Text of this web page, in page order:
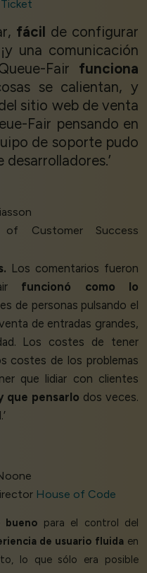
Ticket
fácil de configurar
una comunicación
Fair funciona
se calientan, y
sitio web de venta
Fair pensando en
de soporte pudo
of Customer Success
Los comentarios fueron
funcionó como lo
de personas pulsando el
de entradas grandes,
Los costes de tener
costes de los problemas
que lidiar con clientes
que pensarlo dos veces.
House of Code
bueno para el control del
de usuario fluidaen
lo que sólo era posible